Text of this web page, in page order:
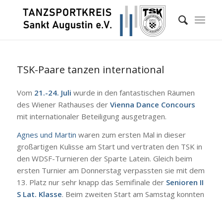
TSK-Paare tanzen international
Vom 21.-24. Juli wurde in den fantastischen Räumen
des Wiener Rathauses der Vienna Dance Concours
mit internationaler Beteiligung ausgetragen.
Agnes und Martin waren zum ersten Mal in dieser
großartigen Kulisse am Start und vertraten den TSK in
den WDSF-Turnieren der Sparte Latein. Gleich beim
ersten Turnier am Donnerstag verpassten sie mit dem
13. Platz nur sehr knapp das Semifinale der Senioren II
S Lat. Klasse. Beim zweiten Start am Samstag konnten